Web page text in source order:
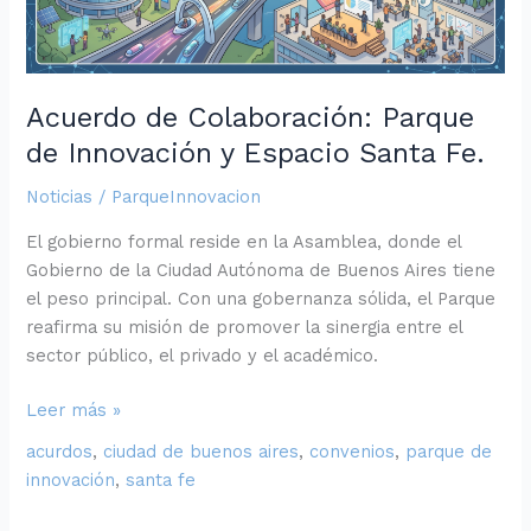
Acuerdo de Colaboración: Parque
de Innovación y Espacio Santa Fe.
Noticias / ParqueInnovacion
El gobierno formal reside en la Asamblea, donde el
Gobierno de la Ciudad Autónoma de Buenos Aires tiene
el peso principal. Con una gobernanza sólida, el Parque
reafirma su misión de promover la sinergia entre el
sector público, el privado y el académico.
Espacio
Santa
Leer más »
acurdos, ciudad de buenos aires, convenios, parque de
innovación,santa fe